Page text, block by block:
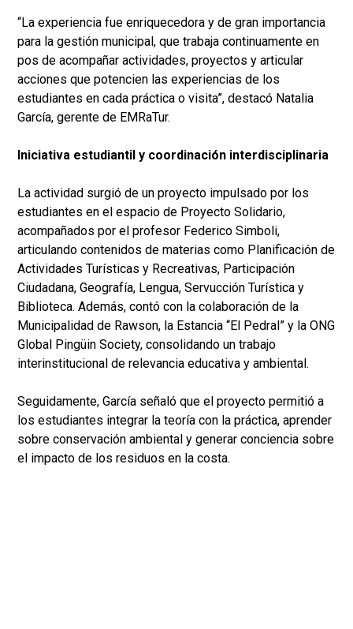
“La experiencia fue enriquecedora y de gran importancia
para la gestión municipal, que trabaja continuamente en
pos de acompañar actividades, proyectos y articular
acciones que potencien las experiencias de los
estudiantes en cada práctica o visita”, destacó Natalia
García, gerente de EMRaTur.
Iniciativa estudiantil y coordinación interdisciplinaria
La actividad surgió de un proyecto impulsado por los
estudiantes en el espacio de Proyecto Solidario,
acompañados por el profesor Federico Simboli,
articulando contenidos de materias como Planificación de
Actividades Turísticas y Recreativas, Participación
Ciudadana, Geografía, Lengua, Servucción Turística y
Biblioteca. Además, contó con la colaboración de la
Municipalidad de Rawson, la Estancia “El Pedral” y la ONG
Global Pingüin Society, consolidando un trabajo
interinstitucional de relevancia educativa y ambiental.
Seguidamente, García señaló que el proyecto permitió a
los estudiantes integrar la teoría con la práctica, aprender
sobre conservación ambiental y generar conciencia sobre
el impacto de los residuos en la costa.